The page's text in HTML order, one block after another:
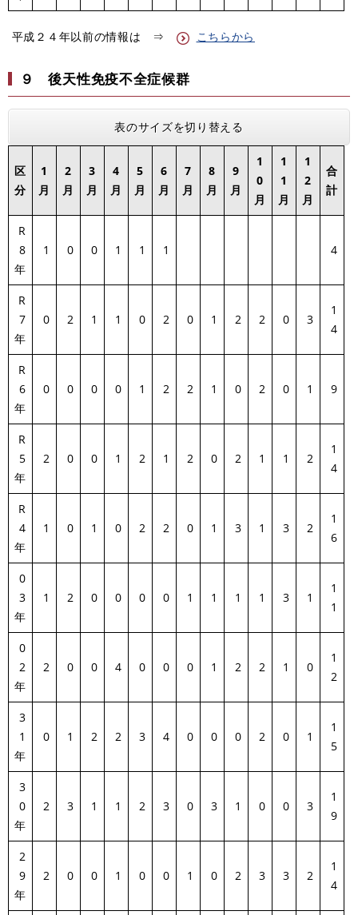
平成２４年以前の情報は ⇒ こちらから
９ 後天性免疫不全症候群
表のサイズを切り替える
区
分
1
月
2
月
3
月
4
月
5
月
6
月
7
月
8
月
9
月
1
0
月
1
1
月
1
2
月
合
計
R
8
年
1 0 0 1 1 1 4
R
7
年
0 2 1 1 0 2 0 1 2 2 0 3
1
4
R
6
年
0 0 0 0 1 2 2 1 0 2 0 1 9
R
5
年
2 0 0 1 2 1 2 0 2 1 1 2
1
4
R
4
年
1 0 1 0 2 2 0 1 3 1 3 2
1
6
0
3
年
1 2 0 0 0 0 1 1 1 1 3 1
1
1
0
2
年
2 0 0 4 0 0 0 1 2 2 1 0
1
2
3
1
年
0 1 2 2 3 4 0 0 0 2 0 1
1
5
3
0
年
2 3 1 1 2 3 0 3 1 0 0 3
1
9
2
9
年
2 0 0 1 0 0 1 0 2 3 3 2
1
4